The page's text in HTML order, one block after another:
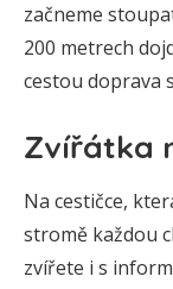
začneme
200 metrech
cestou doprava
Zvířátka
Na cestičce,
stromě každou
zvířete i s